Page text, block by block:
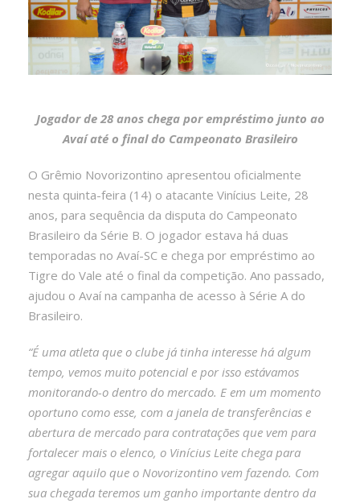
Jogador de 28 anos chega por empréstimo junto ao
Avaí até o final do Campeonato Brasileiro
O Grêmio Novorizontino apresentou oficialmente
nesta quinta-feira (14) o atacante Vinícius Leite, 28
anos, para sequência da disputa do Campeonato
Brasileiro da Série B. O jogador estava há duas
temporadas no Avaí-SC e chega por empréstimo ao
Tigre do Vale até o final da competição. Ano passado,
ajudou o Avaí na campanha de acesso à Série A do
Brasileiro.
“É uma atleta que o clube já tinha interesse há algum
tempo, vemos muito potencial e por isso estávamos
monitorando-o dentro do mercado. E em um momento
oportuno como esse, com a janela de transferências e
abertura de mercado para contratações que vem para
fortalecer mais o elenco, o Vinícius Leite chega para
agregar aquilo que o Novorizontino vem fazendo. Com
sua chegada teremos um ganho importante dentro da